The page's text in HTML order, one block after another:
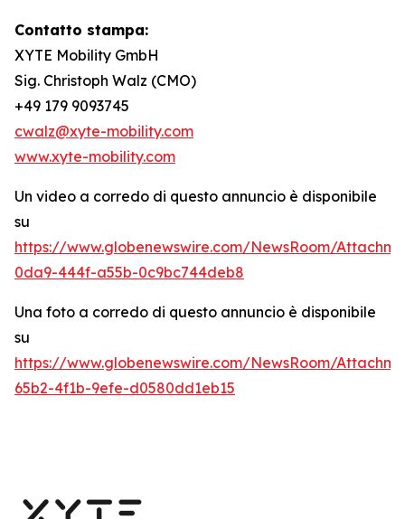
Contatto stampa:
XYTE Mobility GmbH
Sig. Christoph Walz (CMO)
+49 179 9093745
cwalz@xyte-mobility.com
www.xyte-mobility.com
Un video a corredo di questo annuncio è disponibile
su
https://www.globenewswire.com/NewsRoom/
0da9-444f-a55b-0c9bc744deb8
Una foto a corredo di questo annuncio è disponibile
su
https://www.globenewswire.com/NewsRoom/
65b2-4f1b-9efe-d0580dd1eb15